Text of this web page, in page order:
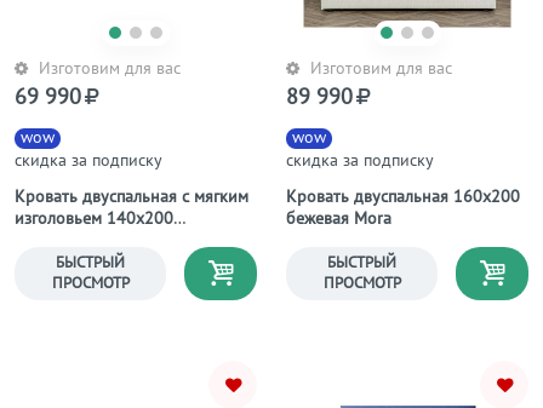
Изготовим для вас
Кровать двуспальная с мягким
изголовьем 140х200
wow
скидка за подписку
69 990
БЫСТРЫЙ
ПРОСМОТР
Изготовим для вас
Кровать двуспальная 160х200
бежевая Mora
wow
скидка за подписку
89 990
БЫСТРЫЙ
ПРОСМОТР